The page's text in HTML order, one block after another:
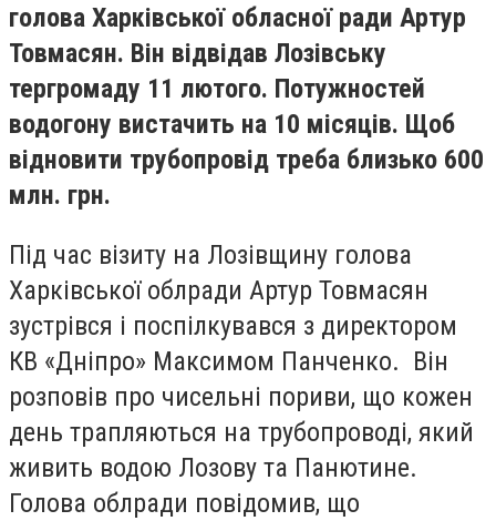
голова Харківської обласної ради Артур
Товмасян. Він відвідав Лозівську
тергромаду 11 лютого. Потужностей
водогону вистачить на 10 місяців. Щоб
відновити трубопровід треба близько 600
млн. грн.
Під час візиту на Лозівщину голова
Харківської облради Артур Товмасян
зустрівся і поспілкувався з директором
КВ «Дніпро» Максимом Панченко. Він
розповів про чисельні пориви, що кожен
день трапляються на трубопроводі, який
живить водою Лозову та Панютине.
Голова облради повідомив, що